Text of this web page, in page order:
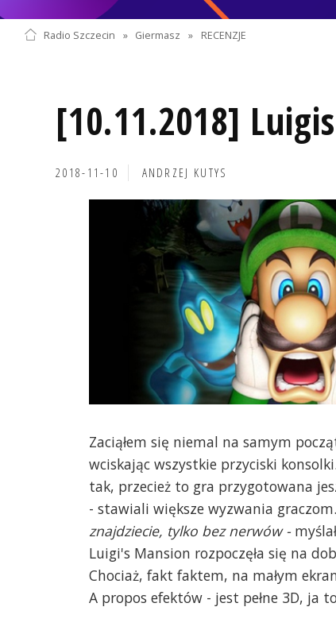
Radio Szczecin » Giermasz » RECENZJE
[10.11.2018]
2018-11-10 ANDRZEJ KUTYS
Zaciąłem się niemal na samym
wciskając wszystkie przyciski
tak, przecież to gra przygotowana
- stawiali większe wyzwania graczom.
znajdziecie, tylko bez nerwów -
Luigi's Mansion rozpoczęła się na
Chociaż, fakt faktem, na małym
A propos efektów - jest pełne 3D, ja